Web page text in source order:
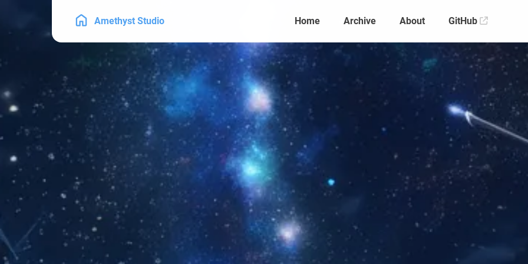
Amethyst Studio Home Archive About GitHub